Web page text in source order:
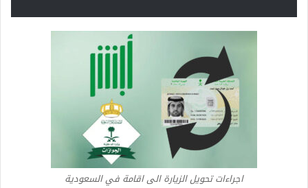
اجراءات تحويل الزيارة الى اقامة في السعودية